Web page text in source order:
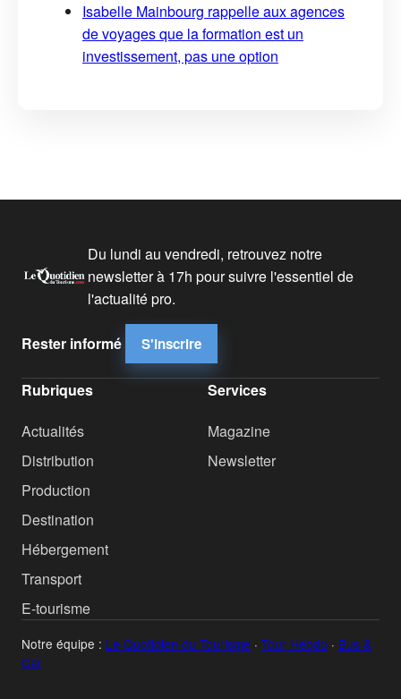
Isabelle Mainbourg rappelle aux agences
de voyages que la formation est un
investissement, pas une option
Du lundi au vendredi, retrouvez notre
newsletter à 17h pour suivre l'essentiel de
l'actualité pro.
Rester informé S'inscrire
Rubriques
Actualités
Distribution
Production
Destination
Hébergement
Transport
E-tourisme
Services
Magazine
Newsletter
Notre équipe : Le Quotidien du Tourisme · Tour Hebdo · Bus &
Car